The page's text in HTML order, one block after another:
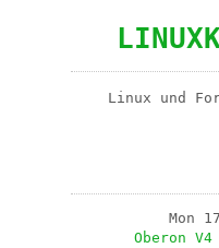
Linux und
Mon
Oberon